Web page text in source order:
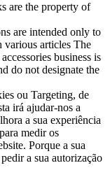
are the property of
are intended only to
articles The
business is
do not designate the
ou Targeting, de
irá ajudar-nos a
a sua experiência
medir os
Porque a sua
a sua autorização